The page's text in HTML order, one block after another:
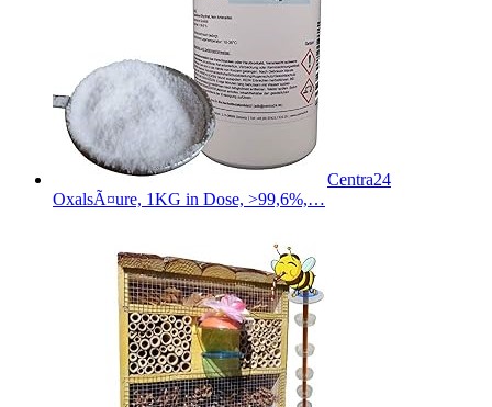
Centra24
OxalsÃ¤ure, 1KG in Dose, >99,6%,…